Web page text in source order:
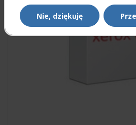
Nie, dziękuję